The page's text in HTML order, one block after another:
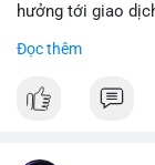
hưởng tới giao
nhà đầu tư chuẩn
trong lĩnh vực
Đọc thêm